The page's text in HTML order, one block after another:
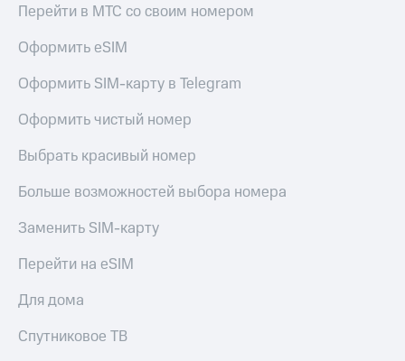
Перейти в МТС со своим номером
Оформить eSIM
Оформить SIM-карту в Telegram
Оформить чистый номер
Выбрать красивый номер
Больше возможностей выбора номера
Заменить SIM-карту
Перейти на eSIM
Для дома
Спутниковое ТВ